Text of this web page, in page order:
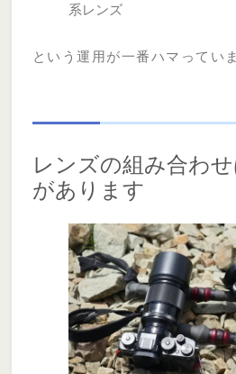
系レンズ
という運用が一番ハマってい
レンズの組み合わ
があります